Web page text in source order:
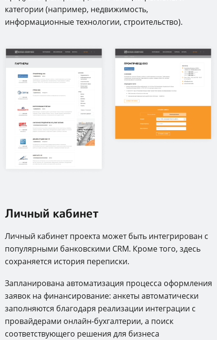
категории (например, недвижимость,
информационные технологии, строительство).
Личный кабинет
Личный кабинет проекта может быть интегрирован с
популярными банковскими CRM. Кроме того, здесь
сохраняется история переписки.
Запланирована автоматизация процесса оформления
заявок на финансирование: анкеты автоматически
заполняются благодаря реализации интеграции с
провайдерами онлайн-бухгалтерии, а поиск
соответствующего решения для бизнеса